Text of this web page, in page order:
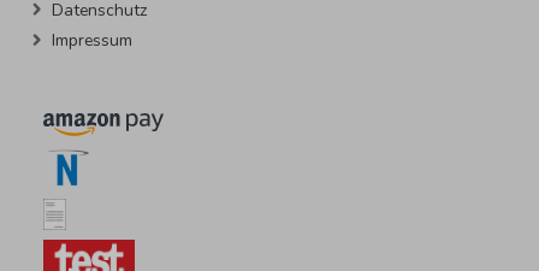
Datenschutz
Impressum